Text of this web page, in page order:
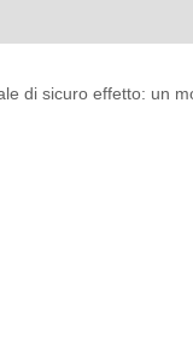
di sicuro effetto: un